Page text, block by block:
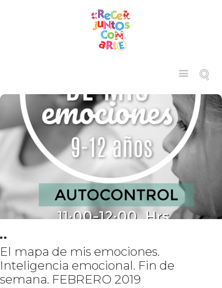
El mapa de mis emociones.
Inteligencia emocional. Fin de
semana. FEBRERO 2019